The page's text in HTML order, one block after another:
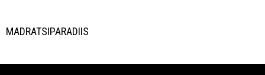
MADRATSIPARADIIS